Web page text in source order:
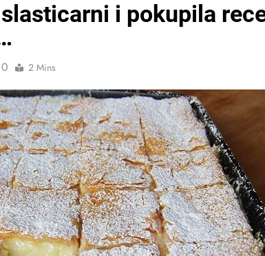
i pokupila
0 2 Mins